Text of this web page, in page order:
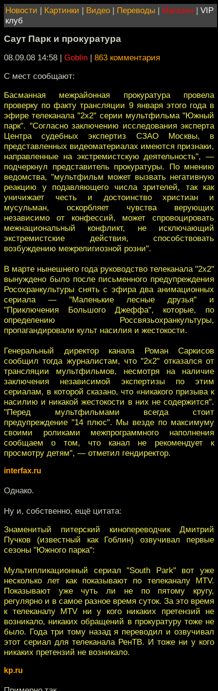
Новости | Картинки | Видео | Переводы | Магазин | VIP
клуб
Саут Парк и прокуратура
08.09.08 14:58 | Goblin | 863 комментария
С мест сообщают:
Басманная межрайонная прокуратура провела
проверку по факту трансляции 9 января этого года в
эфире телеканала "2х2" серии мультфильма "Южный
парк". "Согласно заключению исследования эксперта
Центра судебных экспертиз СЗАО Москвы, в
представленных видеоматериалах имеются признаки,
направленные на экстремистскую деятельность", —
подчеркнул представитель прокуратуры. По мнению
ведомства, "мультфильм может вызвать негативную
реакцию у подавляющего числа зрителей, так как
уничижает честь и достоинство христиан и
мусульман, оскорбляет чувства верующих
независимо от конфессий, может спровоцировать
межнациональный конфликт, не исключающий
экстремистские действия, способствовать
возбуждению межрелигиозной розни".
В марте нынешнего года руководство телеканала "2х2"
вынуждено было после письменного предупреждения
Росохранкультуры снять с эфира два анимационных
сериала — "Маленькие лесные друзья" и
"Приключения Большого Джеффа", которые, по
определению Россвязьохранкультуры,
пропагандировали культ насилия и жестокости.
Генеральный директор канала Роман Саркисов
сообщил тогда журналистам, что "2х2" отказался от
трансляции мультфильмов, несмотря на наличие
заключения независимой экспертизы по этим
сериалам, в которой сказано, что «никакого призыва к
насилию и никакой жестокости в них не содержится".
"Перед мультфильмами всегда стоит
предупреждение "14 плюс". Мы везде по максимуму
своими роликами межпрограммного наполнения
сообщаем о том, что канал не рекомендует к
просмотру детям", — отметил гендиректор.
interfax.ru
Однако.
Ну и, собственно, ещё цитата:
Знаменитый питерский кинопереводчик Дмитрий
Пучков (известный как Гоблин) озвучивал первые
сезоны "Южного парка":
Мультипликационный сериал "South Park" вот уже
несколько лет как показывают по телеканалу MTV.
Показывают уже чуть ли не по пятому кругу,
регулярно и в самое разное время суток. За это время
к телеканалу MTV ни у кого никаких претензий не
возникало, никаких обращений в прокуратуру тоже не
было. Года три тому назад я переводил и озвучивал
этот сериал для телеканала РенТВ. И тоже ни у кого
никаких претензий не возникало.
kp.ru